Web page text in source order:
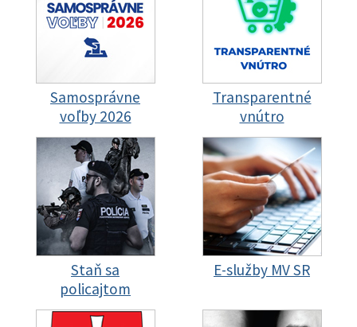
Samosprávne
voľby 2026
Transparentné
vnútro
Staň sa
policajtom
E-služby MV SR